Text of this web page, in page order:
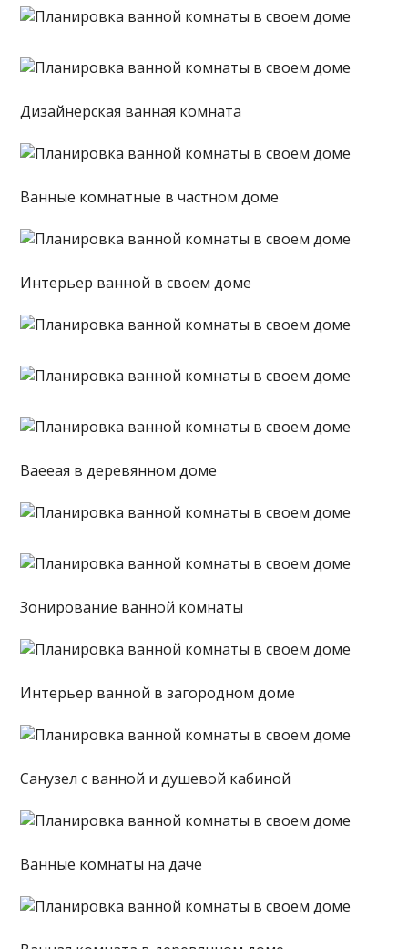
Дизайнерская ванная комната
Ванные комнатные в частном доме
Интерьер ванной в своем доме
Ваееая в деревянном доме
Зонирование ванной комнаты
Интерьер ванной в загородном доме
Санузел с ванной и душевой кабиной
Ванные комнаты на даче